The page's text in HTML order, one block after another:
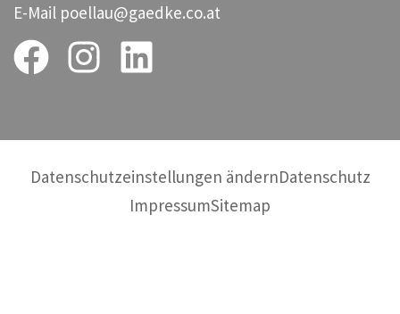
E-Mail poellau@gaedke.co.at
Datenschutzeinstellungen ändernDatenschutz
ImpressumSitemap